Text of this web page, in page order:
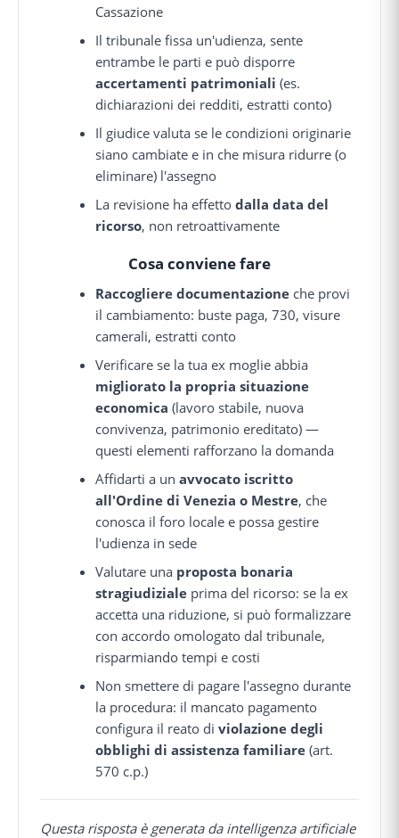
Cassazione
Il tribunale fissa un'udienza, sente
entrambe le parti e può disporre
accertamenti patrimoniali (es.
dichiarazioni dei redditi, estratti conto)
Il giudice valuta se le condizioni originarie
siano cambiate e in che misura ridurre (o
eliminare) l'assegno
La revisione ha effettodalla data del
ricorso, non retroattivamente
Cosa conviene fare
Raccogliere documentazione che provi
il cambiamento: buste paga, 730, visure
camerali, estratti conto
Verificare se la tua ex moglie abbia
migliorato la propria situazione
economica (lavoro stabile, nuova
convivenza, patrimonio ereditato) —
questi elementi rafforzano la domanda
Affidarti a unavvocato iscritto
all'Ordine di Venezia o Mestre, che
conosca il foro locale e possa gestire
l'udienza in sede
Valutare una proposta bonaria
stragiudiziale prima del ricorso: se la ex
accetta una riduzione, si può formalizzare
con accordo omologato dal tribunale,
risparmiando tempi e costi
Non smettere di pagare l'assegno durante
la procedura: il mancato pagamento
configura il reato diviolazione degli
obblighi di assistenza familiare (art.
570 c.p.)
Questa risposta è generata da intelligenza artificiale